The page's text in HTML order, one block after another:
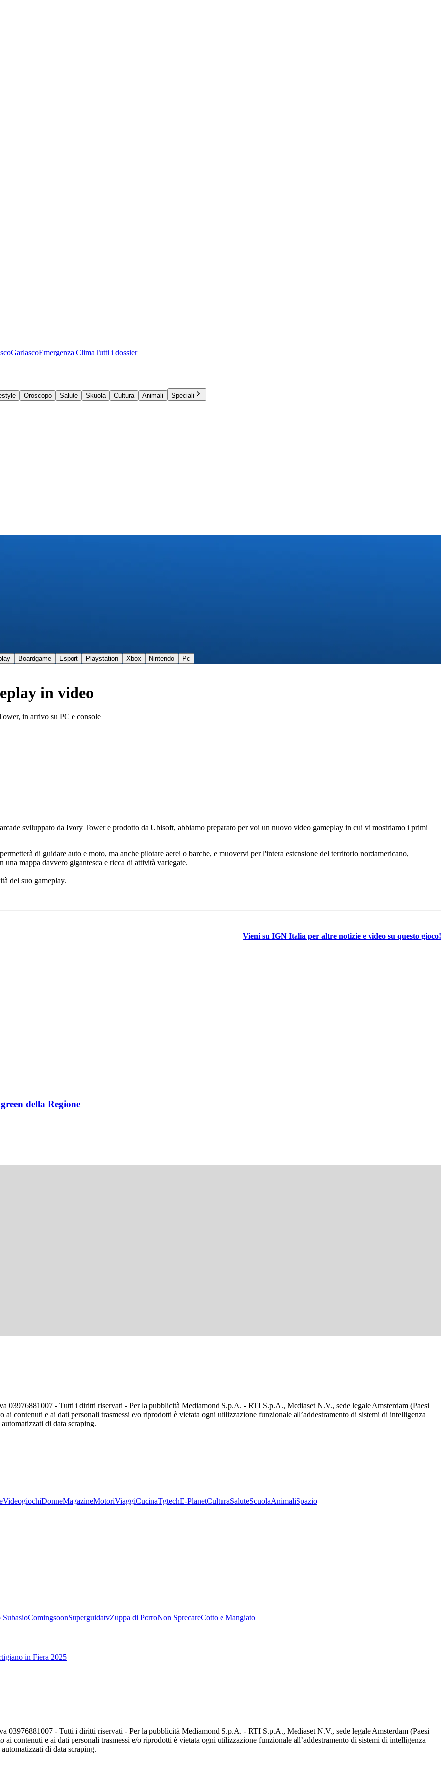
GarlascoEmergenza ClimaTutti i dossier
Oroscopo Salute Skuola Cultura Animali
Speciali
Boardgame Esport Playstation Xbox Nintendo Pc
in video
in arrivo su PC e console
sviluppato da Ivory Tower e prodotto da Ubisoft, abbiamo preparato per voi un nuovo video gameplay in cui vi mostriamo i primi
di guidare auto e moto, ma anche pilotare aerei o barche, e muovervi per l'intera estensione del territorio nordamericano,
una mappa davvero gigantesca e ricca di attività variegate.
del suo gameplay.
Vieni su IGN Italia per altre notizie e video su questo gioco!
della Regione
03976881007 - Tutti i diritti riservati - Per la pubblicità Mediamond S.p.A. - RTI S.p.A., Mediaset N.V., sede legale Amsterdam (Paesi
ai contenuti e ai dati personali trasmessi e/o riprodotti è vietata ogni utilizzazione funzionale all’addestramento di sistemi di intelligenza
di data scraping.
VideogiochiDonneMagazineMotoriViaggiCucinaTgtechE-PlanetCulturaSaluteScuolaAnimaliSpazio
SubasioComingsoonSuperguidatvZuppa di PorroNon SprecareCotto e Mangiato
in Fiera 2025
03976881007 - Tutti i diritti riservati - Per la pubblicità Mediamond S.p.A. - RTI S.p.A., Mediaset N.V., sede legale Amsterdam (Paesi
ai contenuti e ai dati personali trasmessi e/o riprodotti è vietata ogni utilizzazione funzionale all’addestramento di sistemi di intelligenza
di data scraping.